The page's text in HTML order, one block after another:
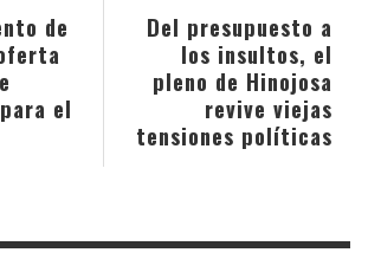
Del presupuesto a
los insultos, el
pleno de Hinojosa
revive viejas
tensiones políticas
de
el